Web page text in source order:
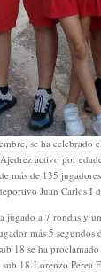
se ha celebrado
activo por
más de 135
Juan Carlos I
jugado a 7 rondas y
más 5 segundos
18 se ha
sub 18 Lorenzo Perea